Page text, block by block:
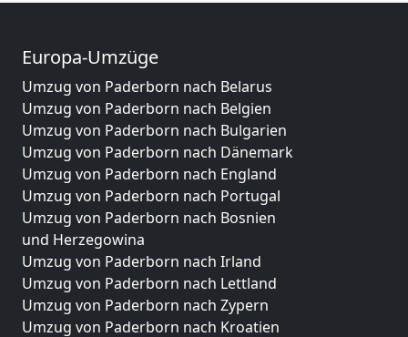
Europa-Umzüge
Umzug von Paderborn nach Belarus
Umzug von Paderborn nach Belgien
Umzug von Paderborn nach Bulgarien
Umzug von Paderborn nach Dänemark
Umzug von Paderborn nach England
Umzug von Paderborn nach Portugal
Umzug von Paderborn nach Bosnien
und Herzegowina
Umzug von Paderborn nach Irland
Umzug von Paderborn nach Lettland
Umzug von Paderborn nach Zypern
Umzug von Paderborn nach Kroatien